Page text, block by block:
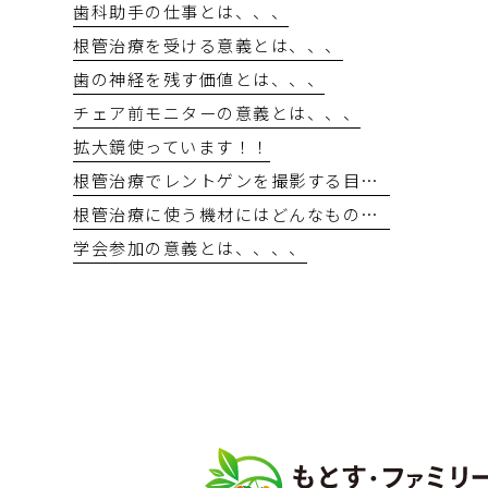
歯科助手の仕事とは、、、
根管治療を受ける意義とは、、、
歯の神経を残す価値とは、、、
チェア前モニターの意義とは、、、
拡大鏡使っています！！
根管治療でレントゲンを撮影する目的とは
根管治療に使う機材にはどんなものがあるのか？？
学会参加の意義とは、、、、